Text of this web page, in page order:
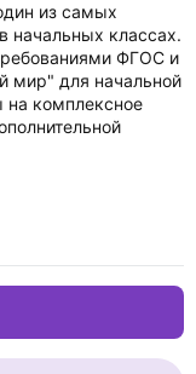
из самых
классах.
ФГОС и
мир" для начальной
комплексное